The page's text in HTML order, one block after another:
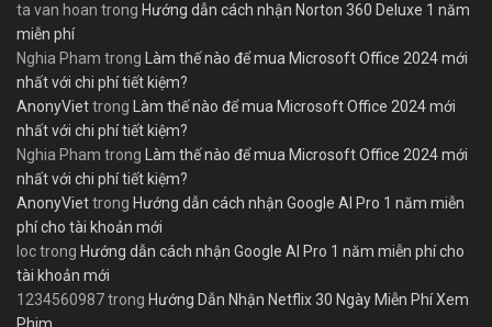
ta van hoan trong Hướng dẫn cách nhận Norton 360 Deluxe 1 năm
miễn phí
Nghia Pham trong
Làm thế nào để mua Microsoft Office 2024 mới
nhất với chi phí tiết kiệm?
AnonyViettrong
Làm thế nào để mua Microsoft Office 2024 mới
nhất với chi phí tiết kiệm?
Nghia Pham trong
Làm thế nào để mua Microsoft Office 2024 mới
nhất với chi phí tiết kiệm?
AnonyViettrong Hướng dẫn cách nhận Google AI Pro 1 năm miễn
phí cho tài khoản mới
loctrong Hướng dẫn cách nhận Google AI Pro 1 năm miễn phí cho
tài khoản mới
1234560987trong Hướng Dẫn Nhận Netflix 30 Ngày Miễn Phí Xem